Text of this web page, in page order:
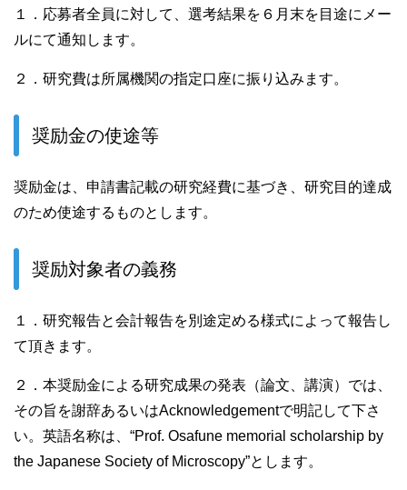
１．応募者全員に対して、選考結果を６月末を目途にメー
ルにて通知します。
２．研究費は所属機関の指定口座に振り込みます。
奨励金の使途等
奨励金は、申請書記載の研究経費に基づき、研究目的達成
のため使途するものとします。
奨励対象者の義務
１．研究報告と会計報告を別途定める様式によって報告し
て頂きます。
２．本奨励金による研究成果の発表（論文、講演）では、
その旨を謝辞あるいはAcknowledgementで明記して下さ
い。英語名称は、“Prof. Osafune memorial scholarship by
the Japanese Society of Microscopy”とします。